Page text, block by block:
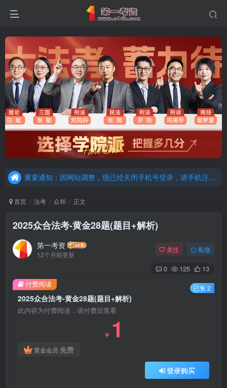
更新提示：已经更新部分机构主观题法考资料，推荐厚大的考点清单，高清版，特别适合学习！
重要通知：因网站调整，现已经关闭手机号登录，请手机注册用户及时添加客服微信（微信号：dykz180），客服会协助将登陆方式更改为邮箱登录！
首页 法考 众和 正文
2025众合法考-黄金28题(题目+解析)
第一考资
12个月前更新
关注 私信
0 125 13
2025众合法考-黄金28题(题目+解析)
此内容为付费阅读，请付费后查看
￥ 1
黄金会员 免费
登录购买
付费阅读 已售 2